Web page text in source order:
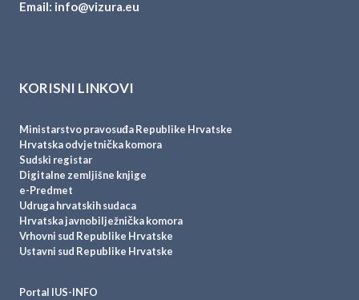
Email: info@vizura.eu
KORISNI LINKOVI
Ministarstvo pravosuđa Republike Hrvatske
Hrvatska odvjetnička komora
Sudski registar
Digitalne zemljišne knjige
e-Predmet
Udruga hrvatskih sudaca
Hrvatska javnobilježnička komora
Vrhovni sud Republike Hrvatske
Ustavni sud Republike Hrvatske
Portal IUS-INFO